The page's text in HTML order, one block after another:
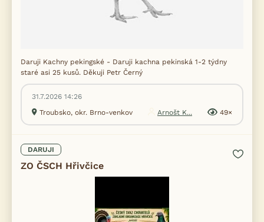
Daruji Kachny pekingské - Daruji kachna pekinská 1-2 týdny
staré asi 25 kusů. Děkuji Petr Černý
31.7.2026 14:26
Troubsko, okr. Brno-venkov
Arnošt K... 49×
DARUJI
ZO ČSCH Hřivčice